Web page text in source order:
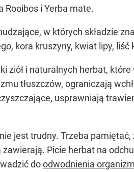
Rooibos i Yerba mate.
w których składzie
kora kruszyny, kwiat lipy, liść
ziół i naturalnych herbat,
tłuszczów, ograniczają
usprawniają
jest trudny. Trzeba
Picie herbat na
doodwodnienia